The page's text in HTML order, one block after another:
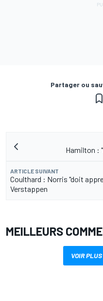
Partager ou
Hamilton :
ARTICLE SUIVANT
Coulthard : Norris "doit
Verstappen
MEILLEURS
VOIR